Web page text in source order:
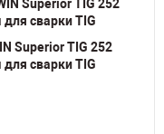
Superior TIG 252
сварки TIG